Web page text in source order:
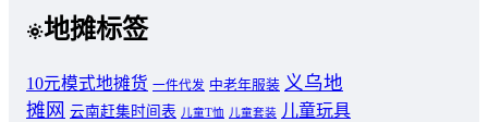
地摊标签
10元模式地摊货 一件代发 中老年服装 义乌地
摊网 云南赶集时间表 儿童T恤 儿童套装 儿童玩具